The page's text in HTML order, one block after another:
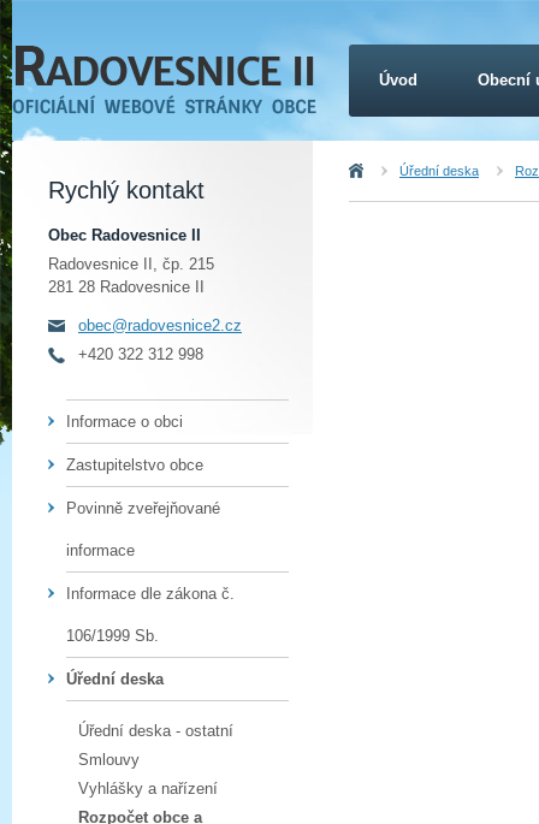
Úvod Úřední deska
Rychlý kontakt
Obec Radovesnice II
Radovesnice II, čp. 215
281 28 Radovesnice II
obec@radovesnice2.cz
+420 322 312 998
Informace o obci
Zastupitelstvo obce
Povinně zveřejňované
informace
Informace dle zákona č.
106/1999 Sb.
Úřední deska
Úřední deska - ostatní
Smlouvy
Vyhlášky a nařízení
Rozpočet obce a
Úvod Obecní